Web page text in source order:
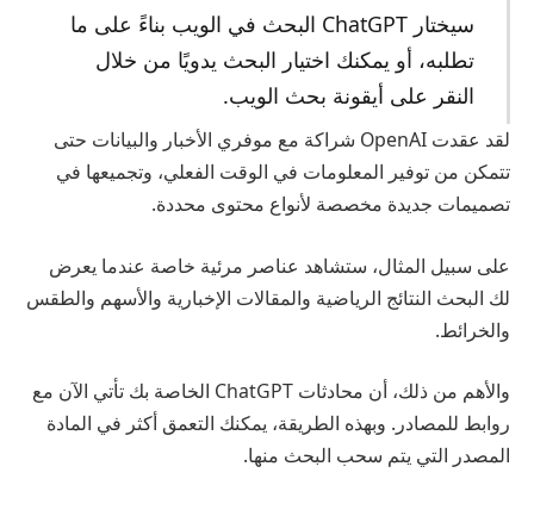
سيختار ChatGPT البحث في الويب بناءً على ما
تطلبه، أو يمكنك اختيار البحث يدويًا من خلال
النقر على أيقونة بحث الويب.
لقد عقدت OpenAI شراكة مع موفري الأخبار والبيانات حتى
تتمكن من توفير المعلومات في الوقت الفعلي، وتجميعها في
تصميمات جديدة مخصصة لأنواع محتوى محددة.
على سبيل المثال، ستشاهد عناصر مرئية خاصة عندما يعرض
لك البحث النتائج الرياضية والمقالات الإخبارية والأسهم والطقس
والخرائط.
والأهم من ذلك، أن محادثات ChatGPT الخاصة بك تأتي الآن مع
روابط للمصادر. وبهذه الطريقة، يمكنك التعمق أكثر في المادة
المصدر التي يتم سحب البحث منها.